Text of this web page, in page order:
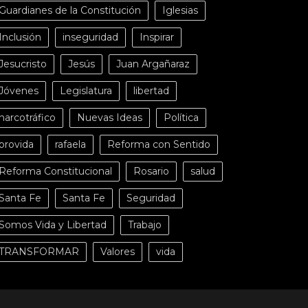
de la Constitución Iglesias
inseguridad Inspirar
Jesús Juan Argañaraz
Legislatura libertad
Nuevas Ideas Política
rafaela Reforma con Sentido
Constitucional Rosario salud
Fe Santa Fe Seguridad
Vida y Libertad Trabajo
Valores vida